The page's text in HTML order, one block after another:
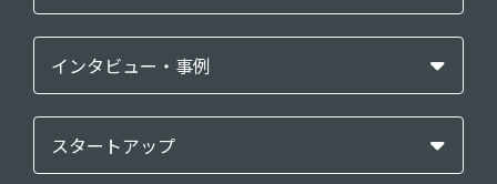
インタビュー・事例
スタートアップ